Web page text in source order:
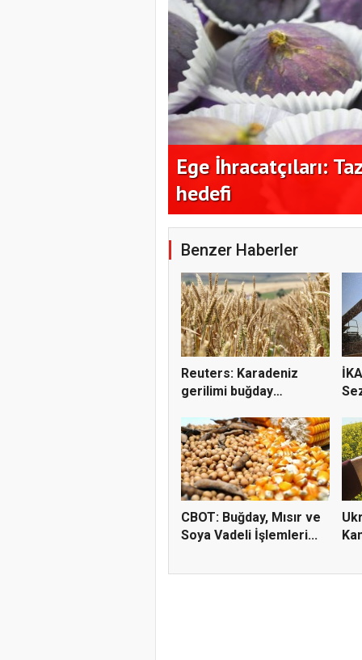
Ordu Gastronomi
araya getirdi
Benzer Haberler
Reuters: Karadeniz
gerilimi buğday
CBOT: Buğday, Mısır ve
Soya Vadeli İşlemleri...